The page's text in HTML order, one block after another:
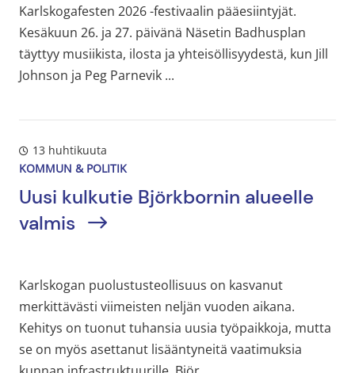
Karlskogafesten 2026 -festivaalin pääesiintyjät.
Kesäkuun 26. ja 27. päivänä Näsetin Badhusplan
täyttyy musiikista, ilosta ja yhteisöllisyydestä, kun Jill
Johnson ja Peg Parnevik ...
13 huhtikuuta
KOMMUN & POLITIK
Uusi kulkutie Björkbornin alueelle
valmis
Karlskogan puolustusteollisuus on kasvanut
merkittävästi viimeisten neljän vuoden aikana.
Kehitys on tuonut tuhansia uusia työpaikkoja, mutta
se on myös asettanut lisääntyneitä vaatimuksia